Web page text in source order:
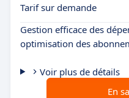
Tarif sur demande
Gestion efficace des
optimisation des
Voir plus de détails
En